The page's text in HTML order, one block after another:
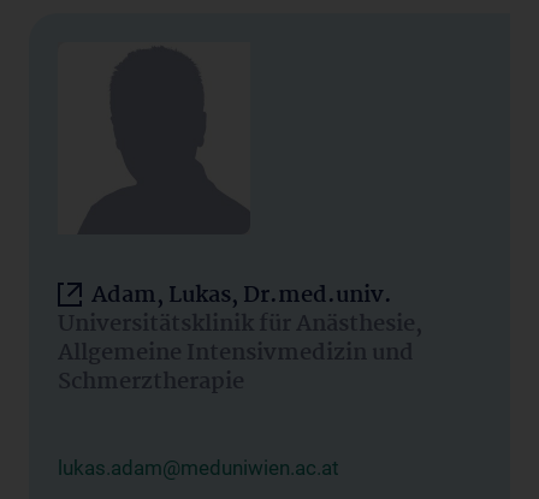
Adam, Lukas, Dr.med.univ.
Universitätsklinik für Anästhesie,
Allgemeine Intensivmedizin und
Schmerztherapie
lukas.adam@meduniwien.ac.at